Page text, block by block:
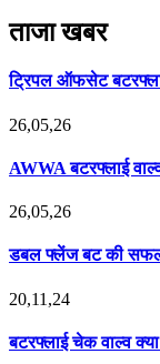
ताजा खबर
ट्रिपल ऑफसेट
26,05,26
AWWA बटरफ्लाई
26,05,26
डबल फ्लेंज बट की सफल
20,11,24
बटरफ्लाई चेक वाल्व